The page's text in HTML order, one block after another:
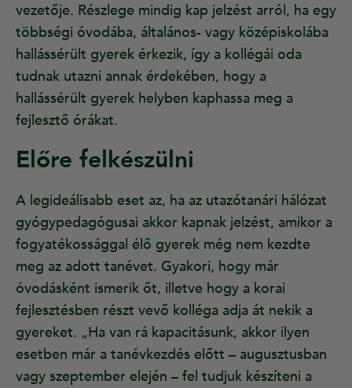
vezetője. Részlege mindig kap jelzést arról, ha egy
többségi óvodába, általános- vagy középiskolába
hallássérült gyerek érkezik, így a kollégái oda
tudnak utazni annak érdekében, hogy a
hallássérült gyerek helyben kaphassa meg a
fejlesztő órákat.
Előre felkészülni
A legideálisabb eset az, ha az utazótanári hálózat
gyógypedagógusai akkor kapnak jelzést, amikor a
fogyatékossággal élő gyerek még nem kezdte
meg az adott tanévet. Gyakori, hogy már
óvodásként ismerik őt, illetve hogy a korai
fejlesztésben részt vevő kolléga adja át nekik a
gyereket. „Ha van rá kapacitásunk, akkor ilyen
esetben már a tanévkezdés előtt – augusztusban
vagy szeptember elején – fel tudjuk készíteni a